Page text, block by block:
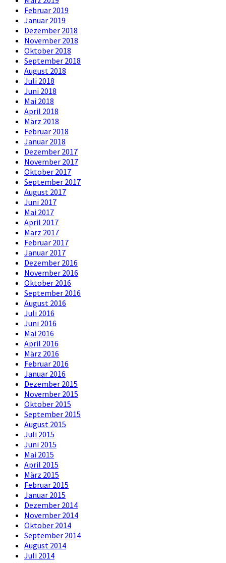
Februar 2019
Januar 2019
Dezember 2018
November 2018
Oktober 2018
September 2018
August 2018
Juli 2018
Juni 2018
Mai 2018
April 2018
März 2018
Februar 2018
Januar 2018
Dezember 2017
November 2017
Oktober 2017
September 2017
August 2017
Juni 2017
Mai 2017
April 2017
März 2017
Februar 2017
Januar 2017
Dezember 2016
November 2016
Oktober 2016
September 2016
August 2016
Juli 2016
Juni 2016
Mai 2016
April 2016
März 2016
Februar 2016
Januar 2016
Dezember 2015
November 2015
Oktober 2015
September 2015
August 2015
Juli 2015
Juni 2015
Mai 2015
April 2015
März 2015
Februar 2015
Januar 2015
Dezember 2014
November 2014
Oktober 2014
September 2014
August 2014
Juli 2014